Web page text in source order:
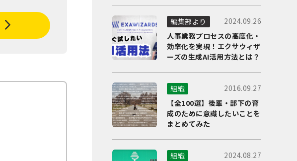
編集部より
2024.09.26
人事業務プロセスの高度化・
効率化を実現！エクサウィザ
ーズの生成AI活用方法とは？
組織
2016.09.27
【全100選】後輩・部下の育
成のために意識したいことを
まとめてみた
組織
2024.08.27